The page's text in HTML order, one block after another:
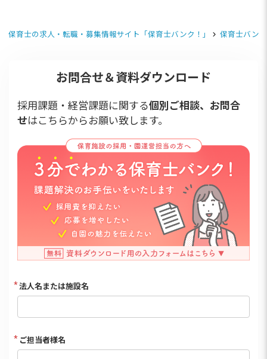
保育士の求人・転職・募集情報サイト「保育士バンク！」 保育士バン
お問合せ＆資料ダウンロード
採用課題・経営課題に関する個別ご相談、お問合
せはこちらからお願い致します。
法人名または施設名
ご担当者様名